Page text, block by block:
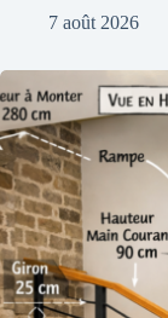
7 août 2026